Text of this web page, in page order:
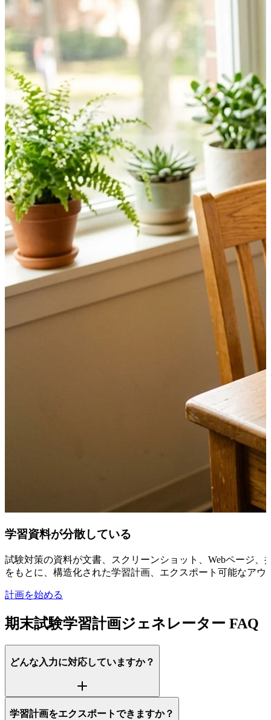
学習資料が分散している
試験対策の資料が文書、スクリーンショット、Webページ
をもとに、構造化された学習計画、エクスポート可能なア
計画を始める
期末試験学習計画ジェネレーター FAQ
どんな入力に対応していますか？
学習計画をエクスポートできますか？